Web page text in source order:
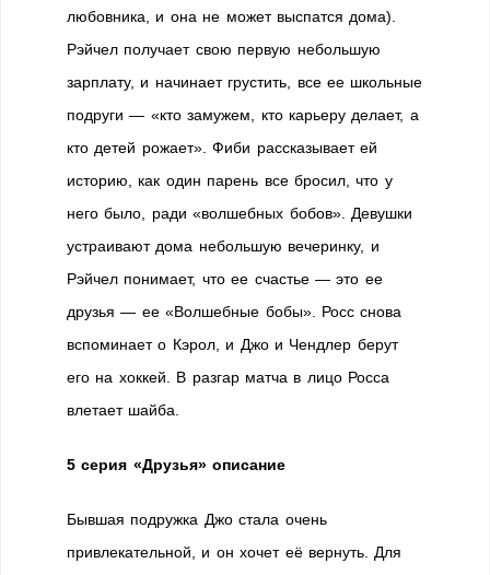
любовника, и она не может выспатся дома).
Рэйчел получает свою первую небольшую
зарплату, и начинает грустить, все ее школьные
подруги — «кто замужем, кто карьеру делает, а
кто детей рожает». Фиби рассказывает ей
историю, как один парень все бросил, что у
него было, ради «волшебных бобов». Девушки
устраивают дома небольшую вечеринку, и
Рэйчел понимает, что ее счастье — это ее
друзья — ее «Волшебные бобы». Росс снова
вспоминает о Кэрол, и Джо и Чендлер берут
его на хоккей. В разгар матча в лицо Росса
влетает шайба.
5 серия «Друзья» описание
Бывшая подружка Джо стала очень
привлекательной, и он хочет её вернуть. Для